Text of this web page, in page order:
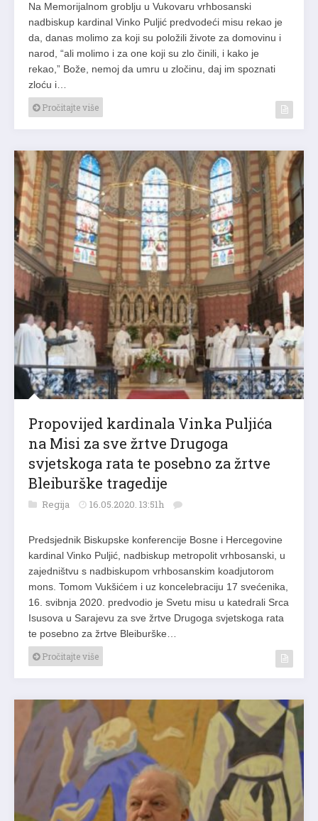
Na Memorijalnom groblju u Vukovaru vrhbosanski
nadbiskup kardinal Vinko Puljić predvodeći misu rekao je
da, danas molimo za koji su položili živote za domovinu i
narod, “ali molimo i za one koji su zlo činili, i kako je
rekao,” Bože, nemoj da umru u zločinu, daj im spoznati
zloću i…
Pročitajte više
Propovijed kardinala Vinka Puljića
na Misi za sve žrtve Drugoga
svjetskoga rata te posebno za žrtve
Bleiburške tragedije
Regija 16.05.2020. 13:51h
Predsjednik Biskupske konferencije Bosne i Hercegovine
kardinal Vinko Puljić, nadbiskup metropolit vrhbosanski, u
zajedništvu s nadbiskupom vrhbosanskim koadjutorom
mons. Tomom Vukšićem i uz koncelebraciju 17 svećenika,
16. svibnja 2020. predvodio je Svetu misu u katedrali Srca
Isusova u Sarajevu za sve žrtve Drugoga svjetskoga rata
te posebno za žrtve Bleiburške…
Pročitajte više